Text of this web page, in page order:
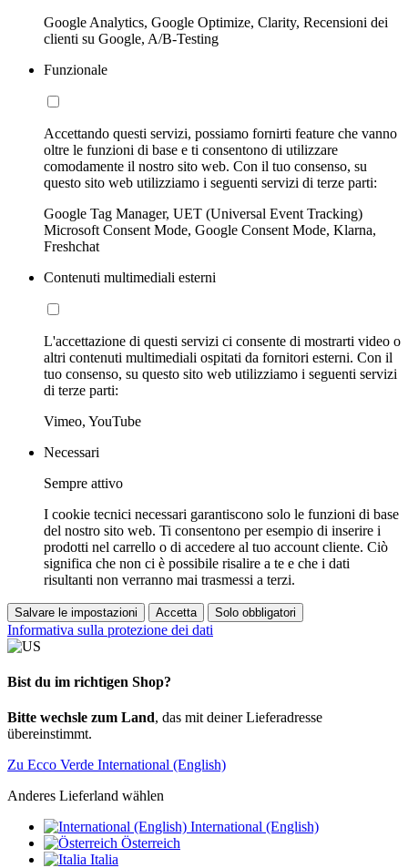
Google Analytics, Google Optimize, Clarity, Recensioni dei
clienti su Google, A/B-Testing
Funzionale
Accettando questi servizi, possiamo fornirti feature che vanno
oltre le funzioni di base e ti consentono di utilizzare
comodamente il nostro sito web. Con il tuo consenso, su
questo sito web utilizziamo i seguenti servizi di terze parti:
Google Tag Manager, UET (Universal Event Tracking)
Microsoft Consent Mode, Google Consent Mode, Klarna,
Freshchat
Contenuti multimediali esterni
L'accettazione di questi servizi ci consente di mostrarti video o
altri contenuti multimediali ospitati da fornitori esterni. Con il
tuo consenso, su questo sito web utilizziamo i seguenti servizi
di terze parti:
Vimeo, YouTube
Necessari
Sempre attivo
I cookie tecnici necessari garantiscono solo le funzioni di base
del nostro sito web. Ti consentono per esempio di inserire i
prodotti nel carrello o di accedere al tuo account cliente. Ciò
significa che non ci è possibile risalire a te e che i dati
risultanti non verranno mai trasmessi a terzi.
Salvare le impostazioni Accetta Solo obbligatori
Informativa sulla protezione dei dati
Bist du im richtigen Shop?
Bitte wechsle zum Land, das mit deiner Lieferadresse
übereinstimmt.
Zu Ecco Verde International (English)
Anderes Lieferland wählen
International (English)
Österreich
Italia